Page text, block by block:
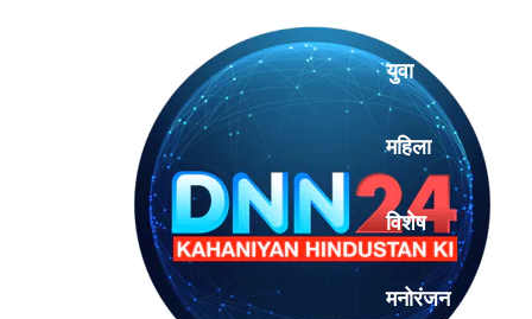
युवा
महिला
विशेष
मनोरंजन